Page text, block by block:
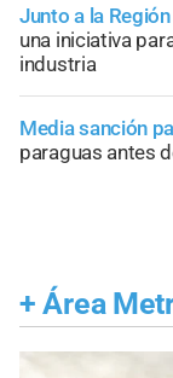
Junto a la
una iniciativa
industria
Media sanción
paraguas antes
+ Área